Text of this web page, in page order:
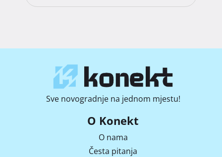
Sve novogradnje na jednom mjestu!
O Konekt
O nama
Česta pitanja